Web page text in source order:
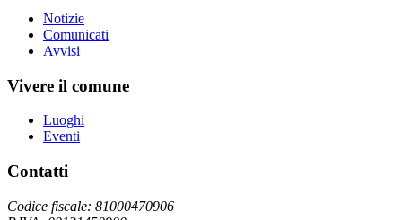
Notizie
Comunicati
Avvisi
Vivere il comune
Luoghi
Eventi
Contatti
Codice fiscale: 81000470906